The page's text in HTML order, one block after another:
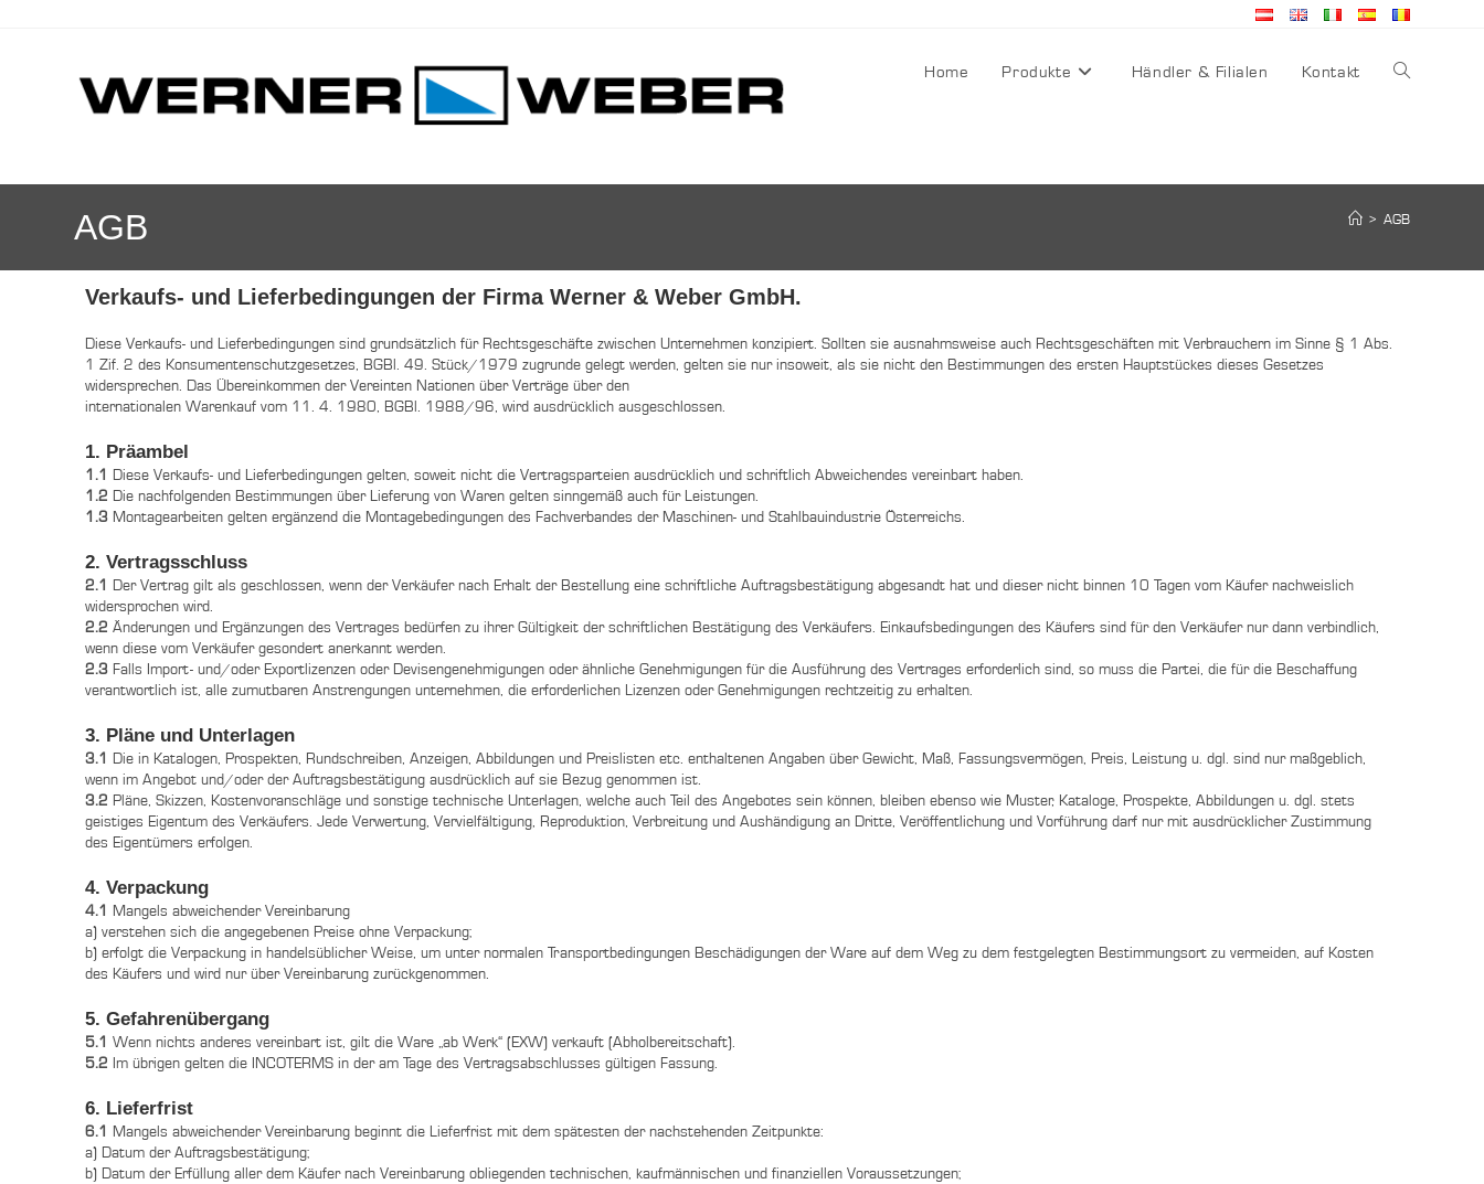
Home Produkte Händler & Filialen Kontakt
AGB > AGB
Verkaufs- und Lieferbedingungen der Firma Werner & Weber GmbH.
Diese Verkaufs- und Lieferbedingungen sind grundsätzlich für Rechtsgeschäfte zwischen Unternehmen konzipiert. Sollten sie ausnahmsweise auch Rechtsgeschäften mit Verbrauchern im Sinne § 1 Abs.
1 Zif. 2 des Konsumentenschutzgesetzes, BGBl. 49. Stück/1979 zugrunde gelegt werden, gelten sie nur insoweit, als sie nicht den Bestimmungen des ersten Hauptstückes dieses Gesetzes
widersprechen. Das Übereinkommen der Vereinten Nationen über Verträge über den
internationalen Warenkauf vom 11. 4. 1980, BGBl. 1988/96, wird ausdrücklich ausgeschlossen.
1. Präambel
1.1 Diese Verkaufs- und Lieferbedingungen gelten, soweit nicht die Vertragsparteien ausdrücklich und schriftlich Abweichendes vereinbart haben.
1.2 Die nachfolgenden Bestimmungen über Lieferung von Waren gelten sinngemäß auch für Leistungen.
1.3 Montagearbeiten gelten ergänzend die Montagebedingungen des Fachverbandes der Maschinen- und Stahlbauindustrie Österreichs.
2. Vertragsschluss
2.1 Der Vertrag gilt als geschlossen, wenn der Verkäufer nach Erhalt der Bestellung eine schriftliche Auftragsbestätigung abgesandt hat und dieser nicht binnen 10 Tagen vom Käufer nachweislich
widersprochen wird.
2.2 Änderungen und Ergänzungen des Vertrages bedürfen zu ihrer Gültigkeit der schriftlichen Bestätigung des Verkäufers. Einkaufsbedingungen des Käufers sind für den Verkäufer nur dann verbindlich,
wenn diese vom Verkäufer gesondert anerkannt werden.
2.3 Falls Import- und/oder Exportlizenzen oder Devisengenehmigungen oder ähnliche Genehmigungen für die Ausführung des Vertrages erforderlich sind, so muss die Partei, die für die Beschaffung
verantwortlich ist, alle zumutbaren Anstrengungen unternehmen, die erforderlichen Lizenzen oder Genehmigungen rechtzeitig zu erhalten.
3. Pläne und Unterlagen
3.1 Die in Katalogen, Prospekten, Rundschreiben, Anzeigen, Abbildungen und Preislisten etc. enthaltenen Angaben über Gewicht, Maß, Fassungsvermögen, Preis, Leistung u. dgl. sind nur maßgeblich,
wenn im Angebot und/oder der Auftragsbestätigung ausdrücklich auf sie Bezug genommen ist.
3.2 Pläne, Skizzen, Kostenvoranschläge und sonstige technische Unterlagen, welche auch Teil des Angebotes sein können, bleiben ebenso wie Muster, Kataloge, Prospekte, Abbildungen u. dgl. stets
geistiges Eigentum des Verkäufers. Jede Verwertung, Vervielfältigung, Reproduktion, Verbreitung und Aushändigung an Dritte, Veröffentlichung und Vorführung darf nur mit ausdrücklicher Zustimmung
des Eigentümers erfolgen.
4. Verpackung
4.1 Mangels abweichender Vereinbarung
a) verstehen sich die angegebenen Preise ohne Verpackung;
b) erfolgt die Verpackung in handelsüblicher Weise, um unter normalen Transportbedingungen Beschädigungen der Ware auf dem Weg zu dem festgelegten Bestimmungsort zu vermeiden, auf Kosten
des Käufers und wird nur über Vereinbarung zurückgenommen.
5. Gefahrenübergang
5.1 Wenn nichts anderes vereinbart ist, gilt die Ware „ab Werk“ (EXW) verkauft (Abholbereitschaft).
5.2 Im übrigen gelten die INCOTERMS in der am Tage des Vertragsabschlusses gültigen Fassung.
6. Lieferfrist
6.1 Mangels abweichender Vereinbarung beginnt die Lieferfrist mit dem spätesten der nachstehenden Zeitpunkte:
a) Datum der Auftragsbestätigung;
b) Datum der Erfüllung aller dem Käufer nach Vereinbarung obliegenden technischen, kaufmännischen und finanziellen Voraussetzungen;